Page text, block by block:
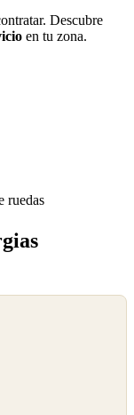
Descubre
en tu zona.
ruedas